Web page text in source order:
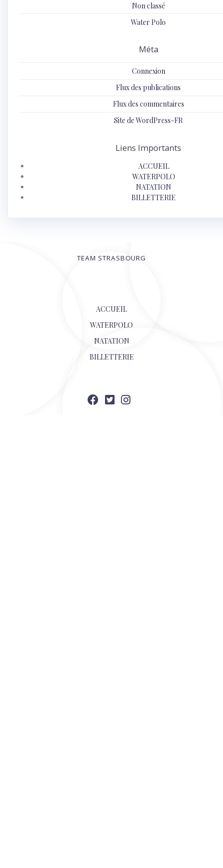
Non classé
Water Polo
Méta
Connexion
Flux des publications
Flux des commentaires
Site de WordPress-FR
Liens Importants
ACCUEIL
WATERPOLO
NATATION
BILLETTERIE
TEAM STRASBOURG
ACCUEIL
WATERPOLO
NATATION
BILLETTERIE